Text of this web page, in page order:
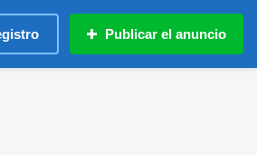
Publicar el anuncio